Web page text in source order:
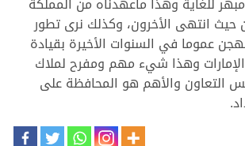
حيث انتهى الأخرون، وكذلك نرى تطور
عموما في السنوات الأخيرة بقيادة
وهذا شيء مهم ومفرح لملاك
التعاون والأهم هو المحافظة على